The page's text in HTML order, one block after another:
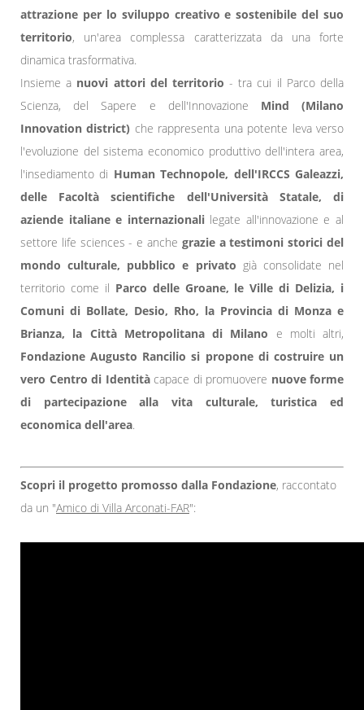
attrazione per lo sviluppo creativo e sostenibile del suo
territorio, un'area complessa caratterizzata da una forte
dinamica trasformativa.
Insieme a nuovi attori del territorio - tra cui il Parco della
Scienza, del Sapere e dell'Innovazione Mind (Milano
Innovation district) che rappresenta una potente leva verso
l'evoluzione del sistema economico produttivo dell'intera area,
l'insediamento di Human Technopole, dell'IRCCS Galeazzi,
delle Facoltà scientifiche dell'Università Statale, di
aziende italiane e internazionalilegate all'innovazione e al
settore life sciences - e anche grazie a testimoni storici del
mondo culturale, pubblico e privato già consolidate nel
territorio come il Parco delle Groane, le Ville di Delizia, i
Comuni di Bollate, Desio, Rho, la Provincia di Monza e
Brianza, la Città Metropolitana di Milano e molti altri,
Fondazione Augusto Rancilio si propone di costruire un
vero Centro di Identitàcapace di promuovere nuove forme
di partecipazione alla vita culturale, turistica ed
economica dell'area.
Scopri il progetto promosso dalla Fondazione, raccontato
da un "Amico di Villa Arconati-FAR":